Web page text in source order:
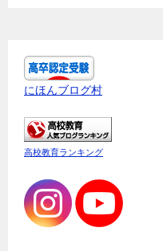
にほんブログ村
高校教育ランキング